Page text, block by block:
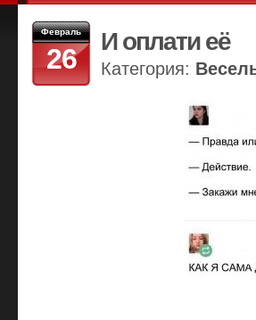
Февраль
26
И оплати её
Категория: